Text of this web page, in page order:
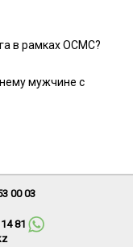
в рамках ОСМС?
мужчине с
00 03
81